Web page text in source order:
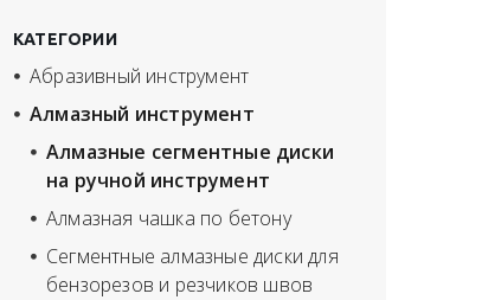
КАТЕГОРИИ
Абразивный инструмент
Алмазный инструмент
Алмазные сегментные диски
на ручной инструмент
Алмазная чашка по бетону
Сегментные алмазные диски для
бензорезов и резчиков швов